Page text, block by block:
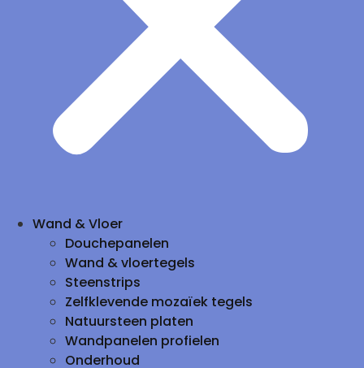
Wand & Vloer
Douchepanelen
Wand & vloertegels
Steenstrips
Zelfklevende mozaïek tegels
Natuursteen platen
Wandpanelen profielen
Onderhoud